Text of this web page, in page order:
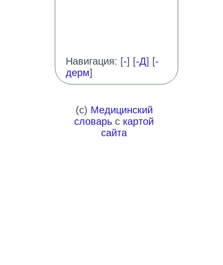
Навигация: [-] [-Д] [-
дерм]
(c) Медицинский
словарь с картой
сайта